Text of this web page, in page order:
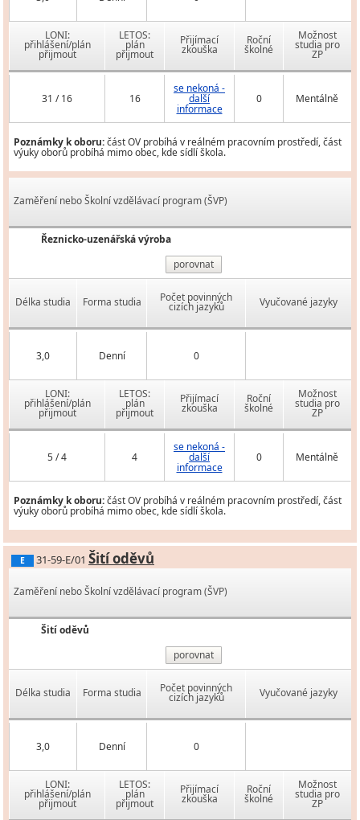
LONI:
přihlášení/plán
přijmout
LETOS:
plán
přijmout
Přijímací
zkouška
Roční
školné
Možnost
studia pro
ZP
31 / 16 16
se nekoná -
další
informace
0 Mentálně
Poznámky k oboru:část OV probíhá v reálném pracovním prostředí, část
výuky oborů probíhá mimo obec, kde sídlí škola.
Zaměření nebo Školní vzdělávací program (ŠVP)
Řeznicko-uzenářská výroba
porovnat
Délka studia Forma studia Počet povinných
cizích jazyků Vyučované jazyky
3,0 Denní 0
LONI:
přihlášení/plán
přijmout
LETOS:
plán
přijmout
Přijímací
zkouška
Roční
školné
Možnost
studia pro
ZP
5 / 4 4
se nekoná -
další
informace
0 Mentálně
Poznámky k oboru:část OV probíhá v reálném pracovním prostředí, část
výuky oborů probíhá mimo obec, kde sídlí škola.
E 31-59-E/01 Šití oděvů
Zaměření nebo Školní vzdělávací program (ŠVP)
Šití oděvů
porovnat
Délka studia Forma studia Počet povinných
cizích jazyků Vyučované jazyky
3,0 Denní 0
LONI:
přihlášení/plán
přijmout
LETOS:
plán
přijmout
Přijímací
zkouška
Roční
školné
Možnost
studia pro
ZP